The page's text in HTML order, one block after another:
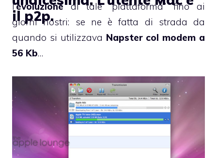
l’evoluzionedi tale “piattaforma” fino ai
giorni nostri: se ne è fatta di strada da
quando si utilizzava Napster col modem a
56 Kb…
il p2p.